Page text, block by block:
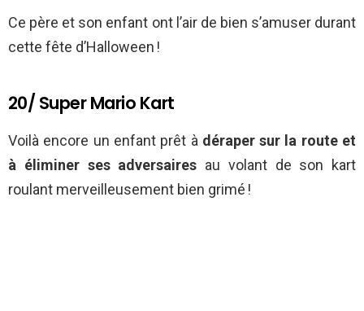
Ce père et son enfant ont l’air de bien s’amuser durant
cette fête d’Halloween !
20/ Super Mario Kart
Voilà encore un enfant prêt à déraper sur la route et
à éliminer ses adversaires au volant de son kart
roulant merveilleusement bien grimé !